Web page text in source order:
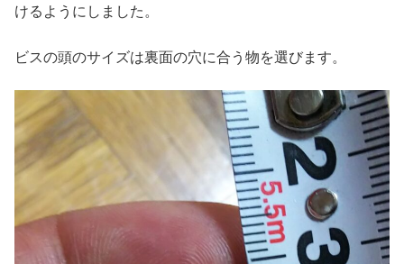
けるようにしました。
ビスの頭のサイズは裏面の穴に合う物を選びます。